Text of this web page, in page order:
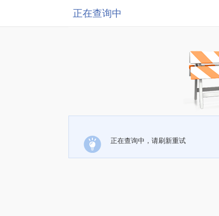
正在查询中
正在查询中，请刷新重试